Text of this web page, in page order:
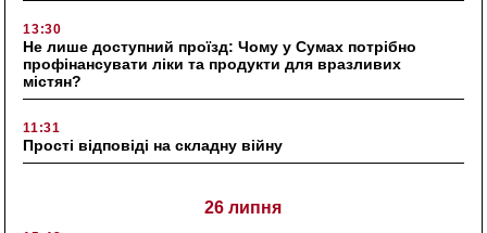
13:30
Не лише доступний проїзд: Чому у Сумах потрібно
профінансувати ліки та продукти для вразливих
містян?
11:31
Прості відповіді на складну війну
26 липня